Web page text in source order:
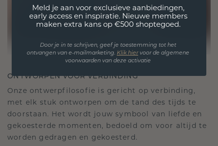
ONTWORPEN VOOR VERBINDING
Onze ontwerpfilosofie is gericht op verbinding,
met elk stuk ontworpen om de tand des tijds te
doorstaan. Het wordt jouw symbool van liefde en
gekoesterde momenten, bedoeld om voor altijd te
worden gedragen en gekoesterd.
Meld je aan voor exclusieve aanbiedingen,
early access en inspiratie. Nieuwe members
maken extra kans op €500 shoptegoed.
Door je in te schrijven, geef je toestemming tot het
ontvangen van e-mailmarketing. Klik hiervoor de algemene
voorwaarden van deze activatie